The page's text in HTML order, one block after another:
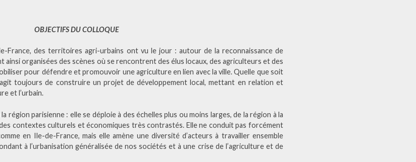
OBJECTIFS DU COLLOQUE
France, des territoires agri-urbains ont vu le jour : autour de la reconnaissance de
ainsi organisées des scènes où se rencontrent des élus locaux, des agriculteurs et des
pour défendre et promouvoir une agriculture en lien avec la ville. Quelle que soit
toujours de construire un projet de développement local, mettant en relation et
et l’urbain.
région parisienne : elle se déploie à des échelles plus ou moins larges, de la région à la
contextes culturels et économiques très contrastés. Elle ne conduit pas forcément
en Ile-de-France, mais elle amène une diversité d’acteurs à travailler ensemble
à l’urbanisation généralisée de nos sociétés et à une crise de l’agriculture et de